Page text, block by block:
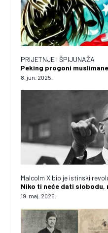
PRIJETNJE I ŠPIJUNAŽA
Peking progoni
8. jun. 2025.
Malcolm X bio je istinski
Niko ti neće dati slobodu,
19. maj. 2025.